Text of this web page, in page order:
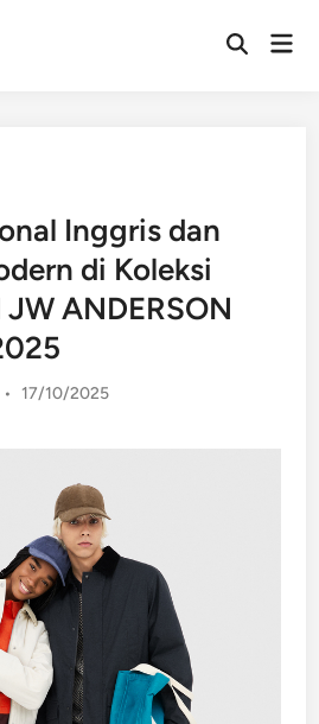
Open
Inggris dan
di Koleksi
ANDERSON
• 17/10/2025